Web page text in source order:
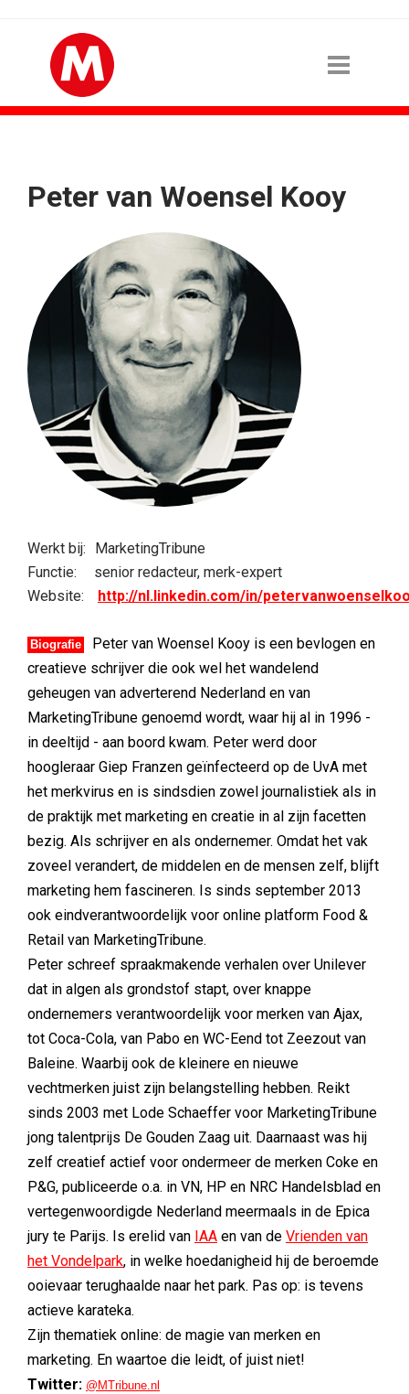
Peter van Woensel Kooy
Werkt bij:
MarketingTribune
Functie:
senior redacteur, merk-expert
Website:
http://nl.linkedin.com/in/
Biografie
Peter van Woensel Kooy is een bevlogen en
creatieve schrijver die ook wel het wandelend
geheugen van adverterend Nederland en van
MarketingTribune genoemd wordt, waar hij al in 1996 -
in deeltijd - aan boord kwam. Peter werd door
hoogleraar Giep Franzen geïnfecteerd op de UvA met
het merkvirus en is sindsdien zowel journalistiek als in
de praktijk met marketing en creatie in al zijn facetten
bezig. Als schrijver en als ondernemer. Omdat het vak
zoveel verandert, de middelen en de mensen zelf, blijft
marketing hem fascineren. Is sinds september 2013
ook eindverantwoordelijk voor online platform Food &
Retail van MarketingTribune.
Peter schreef spraakmakende verhalen over Unilever
dat in algen als grondstof stapt, over knappe
ondernemers verantwoordelijk voor merken van Ajax,
tot Coca-Cola, van Pabo en WC-Eend tot Zeezout van
Baleine. Waarbij ook de kleinere en nieuwe
vechtmerken juist zijn belangstelling hebben. Reikt
sinds 2003 met Lode Schaeffer voor MarketingTribune
jong talentprijs De Gouden Zaag uit. Daarnaast was hij
zelf creatief actief voor ondermeer de merken Coke en
P&G, publiceerde o.a. in VN, HP en NRC Handelsblad en
vertegenwoordigde Nederland meermaals in de Epica
jury te Parijs. Is erelid van IAA en van de Vrienden van
het Vondelpark, in welke hoedanigheid hij de beroemde
ooievaar terughaalde naar het park. Pas op: is tevens
actieve karateka.
Zijn thematiek online: de magie van merken en
marketing. En waartoe die leidt, of juist niet!
Twitter: @MTribune.nl